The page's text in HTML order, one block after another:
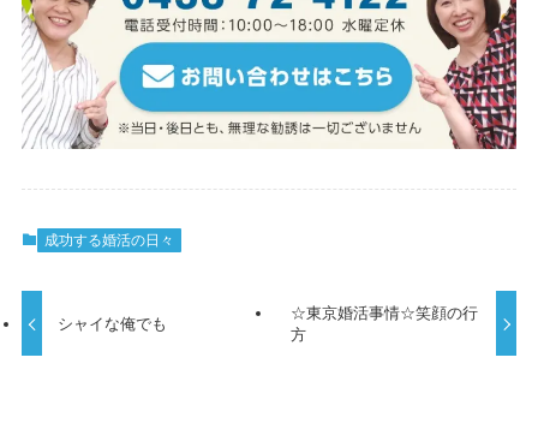
成功する婚活の日々
シャイな俺でも
☆東京婚活事情☆笑顔の行
方